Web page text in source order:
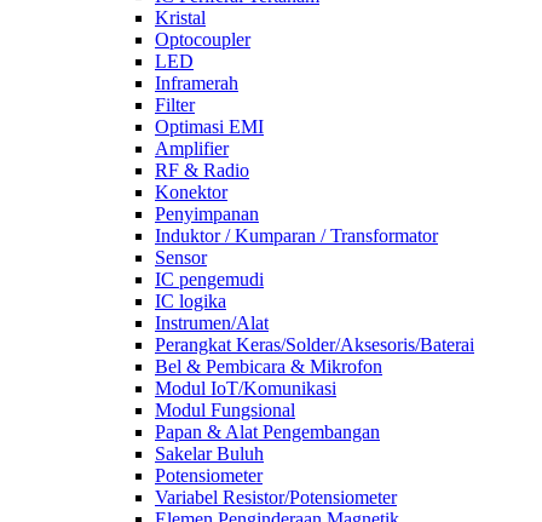
Kristal
Optocoupler
LED
Inframerah
Filter
Optimasi EMI
Amplifier
RF & Radio
Konektor
Penyimpanan
Induktor / Kumparan / Transformator
Sensor
IC pengemudi
IC logika
Instrumen/Alat
Perangkat Keras/Solder/Aksesoris/Baterai
Bel & Pembicara & Mikrofon
Modul IoT/Komunikasi
Modul Fungsional
Papan & Alat Pengembangan
Sakelar Buluh
Potensiometer
Variabel Resistor/Potensiometer